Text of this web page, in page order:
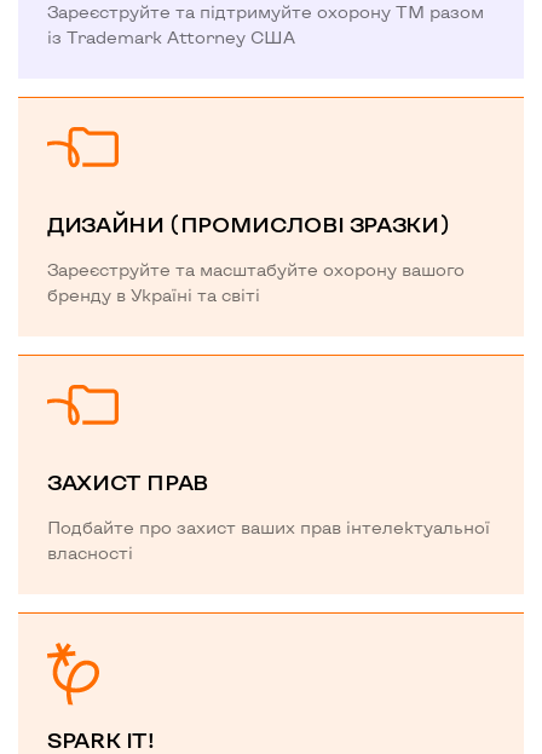
Зареєструйте та підтримуйте охорону ТМ разом
із Trademark Attorney США
ДИЗАЙНИ (ПРОМИСЛОВІ ЗРАЗКИ)
Зареєструйте та масштабуйте охорону вашого
бренду в Україні та світі
ЗАХИСТ ПРАВ
Подбайте про захист ваших прав інтелектуальної
власності
SPARK IT!